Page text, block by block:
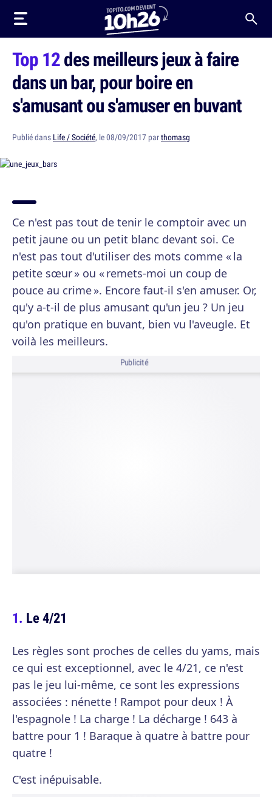
Top 12des meilleurs jeux à faire
dans un bar, pour boire en
s'amusant ou s'amuser en buvant
Publié dans Life / Société, le 08/09/2017 parthomasg
Ce n'est pas tout de tenir le comptoir avec un
petit jaune ou un petit blanc devant soi. Ce
n'est pas tout d'utiliser des mots comme « la
petite sœur » ou « remets-moi un coup de
pouce au crime ». Encore faut-il s'en amuser. Or,
qu'y a-t-il de plus amusant qu'un jeu ? Un jeu
qu'on pratique en buvant, bien vu l'aveugle. Et
voilà les meilleurs.
Publicité
Le 4/21
Les règles sont proches de celles du yams, mais
ce qui est exceptionnel, avec le 4/21, ce n'est
pas le jeu lui-même, ce sont les expressions
associées : nénette ! Rampot pour deux ! À
l'espagnole ! La charge ! La décharge ! 643 à
battre pour 1 ! Baraque à quatre à battre pour
quatre !
C'est inépuisable.